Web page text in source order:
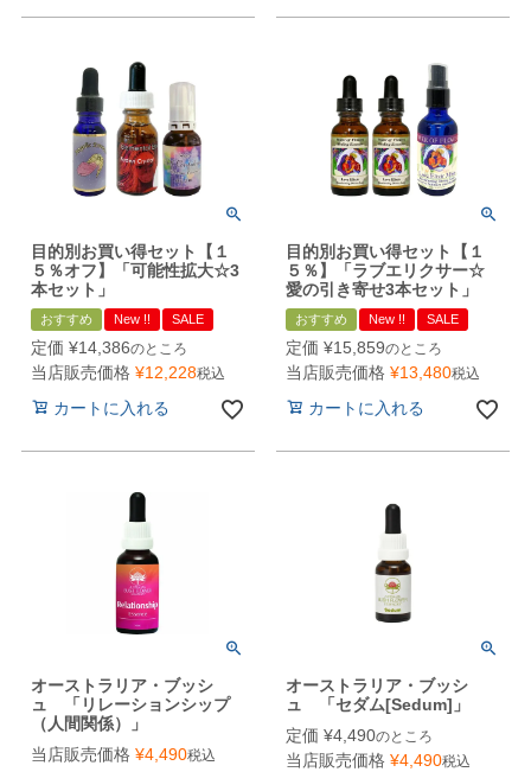
目的別お買い得セット【１
５％オフ】「可能性拡大☆3
本セット」
おすすめ New !! SALE
定価 ¥14,386のところ
当店販売価格 ¥12,228税込
カートに入れる
目的別お買い得セット【１
５％】「ラブエリクサー☆
愛の引き寄せ3本セット」
おすすめ New !! SALE
定価 ¥15,859のところ
当店販売価格 ¥13,480税込
カートに入れる
オーストラリア・ブッシ
ュ 「リレーションシップ
（人間関係）」
当店販売価格 ¥4,490税込
オーストラリア・ブッシ
ュ 「セダム[Sedum]」
定価 ¥4,490のところ
当店販売価格 ¥4,490税込